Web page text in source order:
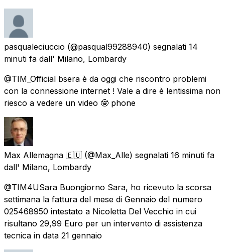
pasqualeciuccio (@pasqual99288940) segnalati 14
minuti fa dall' Milano, Lombardy
@TIM_Official bsera è da oggi che riscontro problemi
con la connessione internet ! Vale a dire è lentissima non
riesco a vedere un video 🤓 phone
Max Allemagna 🇪🇺 (@Max_Alle) segnalati 16 minuti fa
dall' Milano, Lombardy
@TIM4USara Buongiorno Sara, ho ricevuto la scorsa
settimana la fattura del mese di Gennaio del numero
025468950 intestato a Nicoletta Del Vecchio in cui
risultano 29,99 Euro per un intervento di assistenza
tecnica in data 21 gennaio